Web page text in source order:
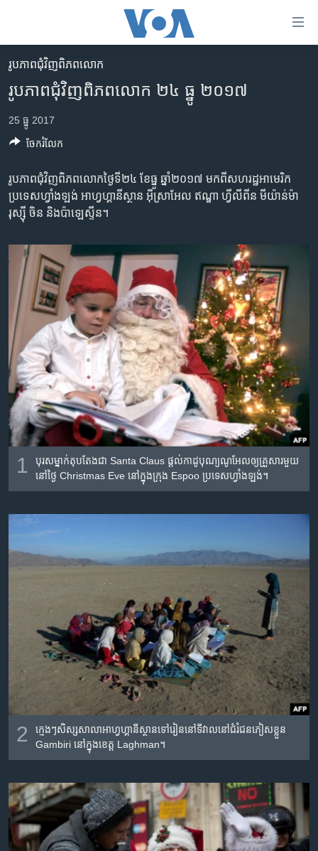
គេហទំព័រ​
រំលង​
និង​
ព័ត៌មាន​​
តែ​
ម្តង
រចនា
សម្ព័ន្ធ​
រំលង​
និង​
ចូល​
ទៅ​
កាន់​
ទំព័រ​
ស្វែង​
កម្ពុជា
អន្តរជាតិ
អាមេរិក
ហេឡូវីអូអេ
កម្ពុជាច្នៃប្រតិដ្ឋ
ទូរទស្សន៍ / វីដេអូ​
វិទ្យុ / ផតខាសថ៍
កម្មវិធីទាំងអស់
Khmer English
បណ្តាញ​សង្គម
ភាសា
រូបភាព​ជុំ​វិញ​ពិភពលោក
រូបភាព​ជុំវិញ​ពិភពលោក ២៤ ធ្នូ ២០១៧
25 ធ្នូ 2017
រូបភាព​ជុំវិញ​ពិភពលោក​ថ្ងៃទី២៤ ខែ​ធ្នូ ឆ្នាំ​២០១៧ មក​ពីសហរដ្ឋអាមេរិក
ប្រទេស​ហ្វាំងឡង់ អាហ្វហ្គានីស្ថាន អ៊ីស្រាអែល ឥណ្ឌា ហ្វីលីពីន មីយ៉ាន់ម៉ា
រុស្ស៊ី ចិន និង​ប៉ាឡេស្ទីន។
1
បុរស​ម្នាក់​តុបតែង​ជា Santa Claus ផ្តល់​កាដូ​បុណ្យ​ណូអែល​ឲ្យ​គ្រួសារ​មួយ​
នៅ​ថ្ងៃ Christmas Eve នៅ​ក្នុង​ក្រុង Espoo ប្រទេស​ហ្វាំងឡង់។
2
ក្មេងៗ​សិស្ស​សាលា​អាហ្វហ្គានីស្ថាន​ទៅ​រៀន​នៅ​ទីវាល​នៅ​ជំរំ​ជន​ភៀស​ខ្លួន
Gambiri នៅ​ក្នុង​ខេត្ត Laghman។
ចែករំលែក